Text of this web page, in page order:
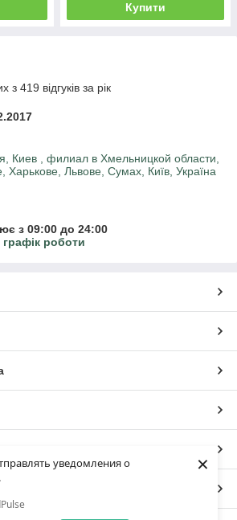
уведомления о
×
Купити
з 419 відгуків за рік
Киев , филиал в Хмельницкой области,
Харькове, Львове, Сумах, Київ, Україна
з 09:00 до 24:00
роботи